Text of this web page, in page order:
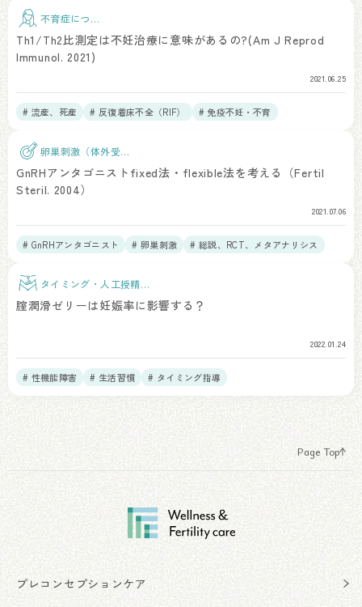
不育症につい
Th1/Th2比測定は不妊治療に意味があるの?(Am J Reprod
Immunol. 2021)
2021.06.25
# 流産、死産 # 反復着床不全（RIF） # 免疫不妊・不育
卵巣刺激（体外受
GnRHアンタゴニストfixed法・flexible法を考える（Fertil
Steril. 2004）
2021.07.06
# GnRHアンタゴニスト # 卵巣刺激 # 総説、RCT、メタアナリシス
タイミング・人工授精治
腟潤滑ゼリーは妊娠率に影響する？
2022.01.24
# 性機能障害 # 生活習慣 # タイミング指導
Page Top
プレコンセプションケア